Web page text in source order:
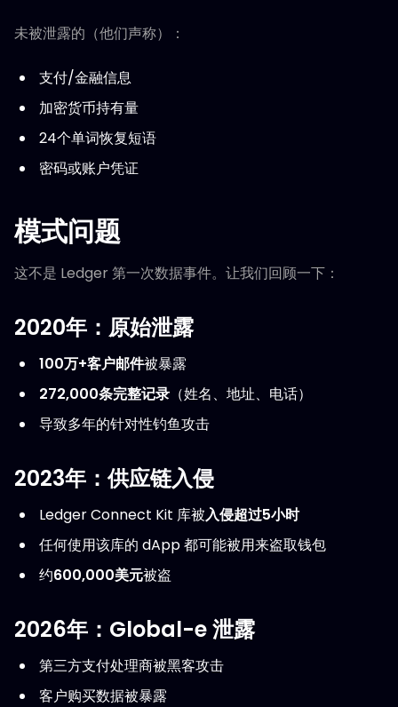
未被泄露的（他们声称）：
支付/金融信息
加密货币持有量
24个单词恢复短语
密码或账户凭证
模式问题
这不是 Ledger 第一次数据事件。让我们回顾一下：
2020年：原始泄露
100万+客户邮件被暴露
272,000条完整记录 （姓名、地址、电话）
导致多年的针对性钓鱼攻击
2023年：供应链入侵
Ledger Connect Kit 库被入侵超过5小时
任何使用该库的 dApp 都可能被用来盗取钱包
约600,000美元被盗
2026年：Global-e 泄露
第三方支付处理商被黑客攻击
客户购买数据被暴露